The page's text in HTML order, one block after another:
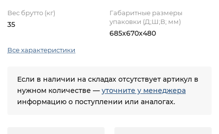
Вес брутто (кг)
35
Габаритные размеры
упаковки (Д;Ш;В; мм)
685х670х480
Все характеристики
Если в наличии на складах отсутствует артикул в
нужном количестве — уточните у менеджера
информацию о поступлении или аналогах.